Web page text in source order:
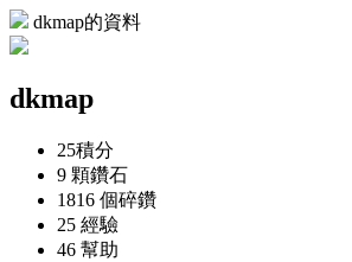
dkmap的資料
dkmap
25積分
9 顆鑽石
1816 個碎鑽
25 經驗
46 幫助